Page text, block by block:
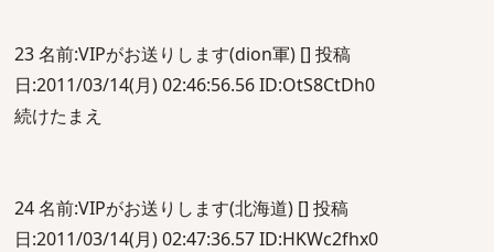
23 名前:VIPがお送りします(dion軍) [] 投稿
日:2011/03/14(月) 02:46:56.56 ID:OtS8CtDh0
続けたまえ
24 名前:VIPがお送りします(北海道) [] 投稿
日:2011/03/14(月) 02:47:36.57 ID:HKWc2fhx0